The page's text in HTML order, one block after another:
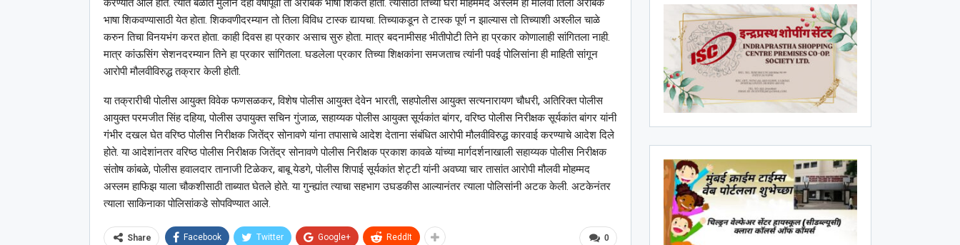
करण्यात आले होते. त्यात बळीत मुलीने दहा वर्षांपूर्वी ती अरेबिक भाषा शिकत होता. त्यासाठी तिच्या घरी मोहममद अस्लम हा मौलवी तिला अरेबिक
भाषा शिकवण्यासाठी येत होता. शिकवणीदरम्यान तो तिला विविध टास्क द्यायचा. तिच्याकडून ते टास्क पूर्ण न झाल्यास तो तिच्याशी अश्‍लील चाळे
करुन तिचा विनयभंग करत होता. काही दिवस हा प्रकार असाच सुरु होता. मात्र बदनामीसह भीतीपोटी तिने हा प्रकार कोणालाही सांगितला नाही.
मात्र कांऊसिंग सेशनदरम्यान तिने हा प्रकार सांगितला. घडलेला प्रकार तिच्या शिक्षकांना समजताच त्यांनी पवई पोलिसांना ही माहिती सांगून
आरोपी मौलवीविरुद्ध तक्रार केली होती.
या तक्रारीची पोलीस आयुक्त विवेक फणसळकर, विशेष पोलीस आयुक्त देवेन भारती, सहपोलीस आयुक्त सत्यनारायण चौधरी, अतिरिक्त पोलीस
आयुक्त परमजीत सिंह दहिया, पोलीस उपायुक्त सचिन गुंजाळ, सहाय्यक पोलीस आयुक्त सूर्यकांत बांगर, वरिष्ठ पोलीस निरीक्षक सूर्यकांत बांगर यांनी
गंभीर दखल घेत वरिष्ठ पोलीस निरीक्षक जितेंद्र सोनावणे यांना तपासाचे आदेश देताना संबंधित आरोपी मौलवीविरुद्ध कारवाई करण्याचे आदेश दिले
होते. या आदेशांनतर वरिष्ठ पोलीस निरीक्षक जितेंद्र सोनावणे पोलीस निरीक्षक प्रकाश कावळे यांच्या मार्गदर्शनाखाली सहाय्यक पोलीस निरीक्षक
संतोष कांबळे, पोलीस हवालदार तानाजी टिळेकर, बाबू येडगे, पोलीस शिपाई सूर्यकांत शेट्टी यांनी अवघ्या चार तासांत आरोपी मौलवी मोहम्मद
अस्लम हाफिझ याला चौकशीसाठी ताब्यात घेतले होते. या गुन्ह्यांत त्याचा सहभाग उघडकीस आल्यानंतर त्याला पोलिसांनी अटक केली. अटकेनंतर
त्याला साकिनाका पोलिसांकडे सोपविण्यात आले.
0
Share Facebook Twitter Google+ ReddIt